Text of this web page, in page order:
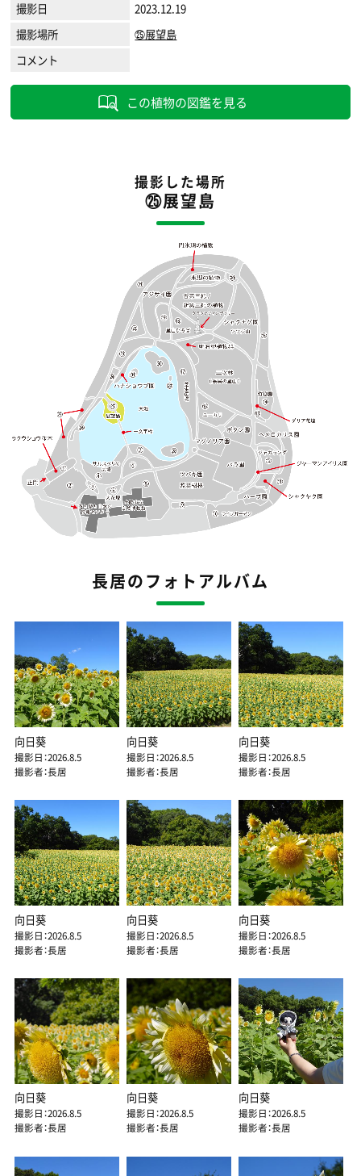
撮影日
2023.12.19
撮影場所
㉕展望島
コメント
この植物の図鑑を見る
撮影した場所
㉕展望島
長居のフォトアルバム
向日葵
撮影日：2026.8.5
撮影者：長居
向日葵
撮影日：2026.8.5
撮影者：長居
向日葵
撮影日：2026.8.5
撮影者：長居
向日葵
撮影日：2026.8.5
撮影者：長居
向日葵
撮影日：2026.8.5
撮影者：長居
向日葵
撮影日：2026.8.5
撮影者：長居
向日葵
撮影日：2026.8.5
撮影者：長居
向日葵
撮影日：2026.8.5
撮影者：長居
向日葵
撮影日：2026.8.5
撮影者：長居